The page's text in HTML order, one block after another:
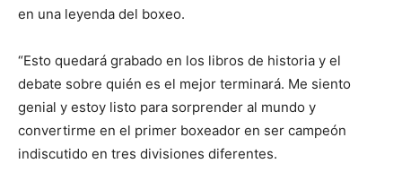
en una leyenda del boxeo.
“Esto quedará grabado en los libros de historia y el
debate sobre quién es el mejor terminará. Me siento
genial y estoy listo para sorprender al mundo y
convertirme en el primer boxeador en ser campeón
indiscutido en tres divisiones diferentes.